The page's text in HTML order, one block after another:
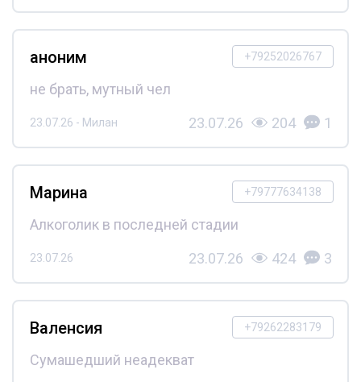
+79252026767
аноним
не брать, мутный чел
23.07.26 - Милан 23.07.26 204 1
+79777634138
Марина
Алкоголик в последней стадии
23.07.26 23.07.26 424 3
+79262283179
Валенсия
Сумашедший неадекват